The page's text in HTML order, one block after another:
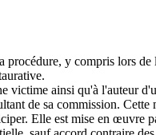
y compris lors
victime ainsi qu'à l'auteur
de sa commission.
Elle est mise en